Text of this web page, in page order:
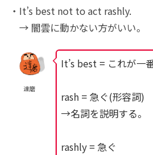
・It’s best not to act rashly.
→ 闇雲に動かない方がいい。
達磨
It’s best = これが一
rash = 急ぐ(形容詞)
→名詞を説明する。
rashly = 急ぐ